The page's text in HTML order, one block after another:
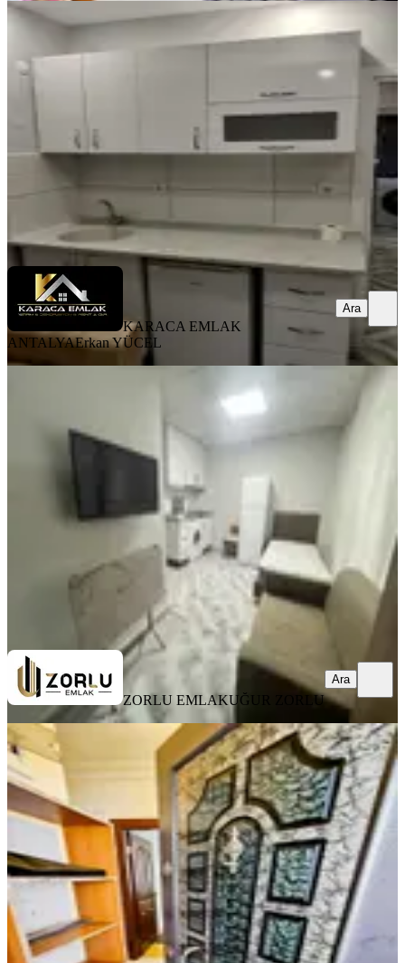
YENİ
Ahatlı’da 1 + 1 Eşyalı Kıralık Daıre
Yüksek giriş·05.08.2026
KARACA EMLAK ANTALYA
Ara
KARACA EMLAK
ANTALYAErkan YÜCEL
Ara
Ulusoy Caddesine 100 M Mesafede
Balkonlu Full Eşyalı 1+0 Stüdyo
Kepez, Ahatlı Mahallesi
23 m² ·04.08.2026
14.000 ₺ 15.000 ₺
UĞUR ZORLU
ZORLU EMLAKUĞUR ZORLU
Ara
MANZARALI
A K Mutludan Ahatlıda Eşyalı 2+1
Çift Balkonlu Daire
Kepez, Ahatlı Mahallesi
2+1·100 m²·1. Kat·03.08.2026
30.000 ₺
AK MUTLU EMLAKMutlu İnanoğlu